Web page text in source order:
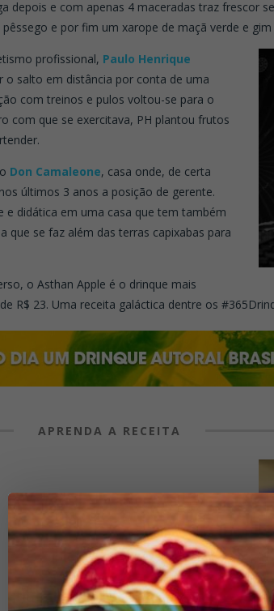
depois e com apenas 4 maceradas traz frescor
e por fim um xarope de maçã verde e
profissional, Paulo Henrique
o salto em distância por conta de uma
com treinos e pulos voltou-se para o
com que se exercitava, PH plantou frutos
Don Camaleone, casa onde, de certa
últimos 3 anos a posição de gerente.
e didática em uma casa que tem também
que se faz além das terras capixabas para
o Asthan Apple é o drinque mais
R$ 23. Uma receita galáctica dentre os
APRENDA A RECEITA